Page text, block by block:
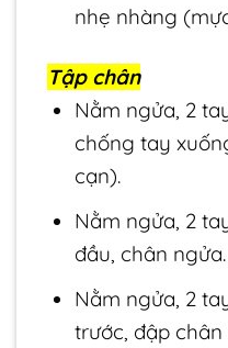
nhẹ nhàng
Tập chân
Nằm ngửa, 2
chống tay
cạn).
Nằm ngửa, 2
đầu, chân ngửa.
Nằm ngửa, 2
trước, đập chân